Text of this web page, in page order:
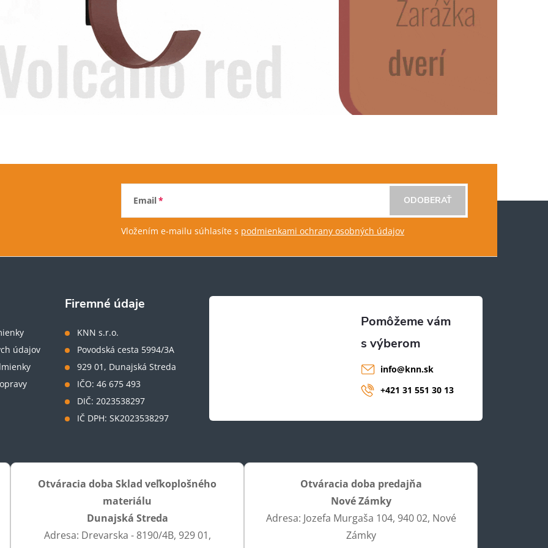
Email
Vložením e-mailu súhlasíte s podmienkami ochrany osobných údajov
ODOBERAŤ
údajov
Firemné údaje
KNN s.r.o.
Povodská cesta 5994/3A
929 01, Dunajská Streda
IČO: 46 675 493
DIČ: 2023538297
IČ DPH: SK2023538297
info@knn.sk
+421 31 551 30 13
Otváracia doba Sklad veľkoplošného
materiálu
Dunajská Streda
Adresa: Drevarska - 8190/4B, 929 01,
Otváracia doba predajňa
Nové Zámky
Adresa: Jozefa Murgaša 104, 940 02, Nové
Zámky